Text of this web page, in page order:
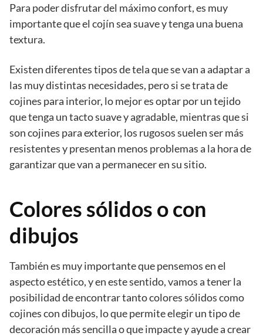
Para poder disfrutar del máximo confort, es muy
importante que el cojín sea suave y tenga una buena
textura.
Existen diferentes tipos de tela que se van a adaptar a
las muy distintas necesidades, pero si se trata de
cojines para interior, lo mejor es optar por un tejido
que tenga un tacto suave y agradable, mientras que si
son cojines para exterior, los rugosos suelen ser más
resistentes y presentan menos problemas a la hora de
garantizar que van a permanecer en su sitio.
Colores sólidos o con
dibujos
También es muy importante que pensemos en el
aspecto estético, y en este sentido, vamos a tener la
posibilidad de encontrar tanto colores sólidos como
cojines con dibujos, lo que permite elegir un tipo de
decoración más sencilla o que impacte y ayude a crear